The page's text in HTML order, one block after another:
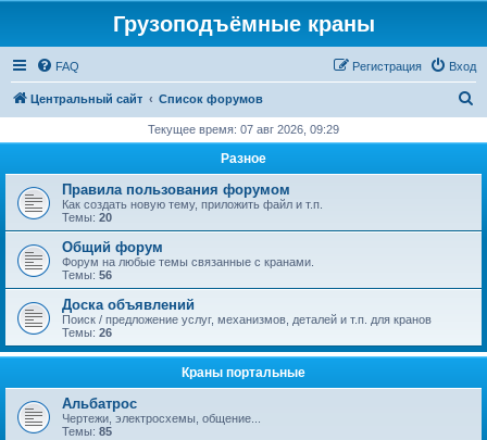
Грузоподъёмные краны
FAQ Вход
Регистрация
Центральный сайт Список форумов
с
Текущее время: 07 авг 2026, 09:29
Разное
Правила пользования форумом
Как создать новую тему, приложить файл и т.п.
Темы: 20
Общий форум
Форум на любые темы связанные с кранами.
Темы: 56
Доска объявлений
Поиск / предложение услуг, механизмов, деталей и т.п. для кранов
Темы: 26
Краны портальные
Альбатрос
Чертежи, электросхемы, общение...
Темы: 85